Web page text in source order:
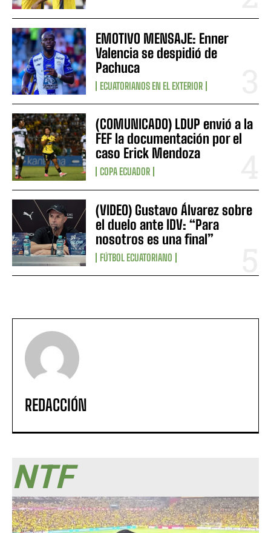
EMOTIVO MENSAJE: Enner
Valencia se despidió de
Pachuca
ECUATORIANOS EN EL EXTERIOR
(COMUNICADO) LDUP envió a la
FEF la documentación por el
caso Erick Mendoza
COPA ECUADOR
(VIDEO) Gustavo Álvarez sobre
el duelo ante IDV: “Para
nosotros es una final”
FÚTBOL ECUATORIANO
REDACCIÓN
NTF